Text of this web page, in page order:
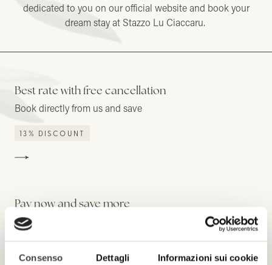
Consenso Dettagli Informazioni sui cookie
dedicated to you on our official website and book your
dream stay at Stazzo Lu Ciaccaru.
Best rate with free cancellation
Book directly from us and save
13% DISCOUNT
Pay now and save more
Prepay your reservation and save